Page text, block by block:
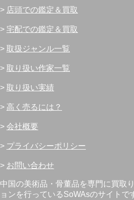
> 店頭での鑑定＆買取
> 宅配での鑑定＆買取
> 取扱ジャンル一覧
> 取り扱い作家一覧
> 取り扱い実績
> 高く売るには？
> 会社概要
> プライバシーポリシー
> お問い合わせ
中国の美術品・骨董品を専門に買取
ョンを行っているSoWAsのサイトで